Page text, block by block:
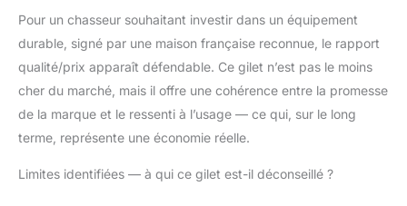
Pour un chasseur souhaitant investir dans un équipement
durable, signé par une maison française reconnue, le rapport
qualité/prix apparaît défendable. Ce gilet n’est pas le moins
cher du marché, mais il offre une cohérence entre la promesse
de la marque et le ressenti à l’usage — ce qui, sur le long
terme, représente une économie réelle.
Limites identifiées — à qui ce gilet est-il déconseillé ?